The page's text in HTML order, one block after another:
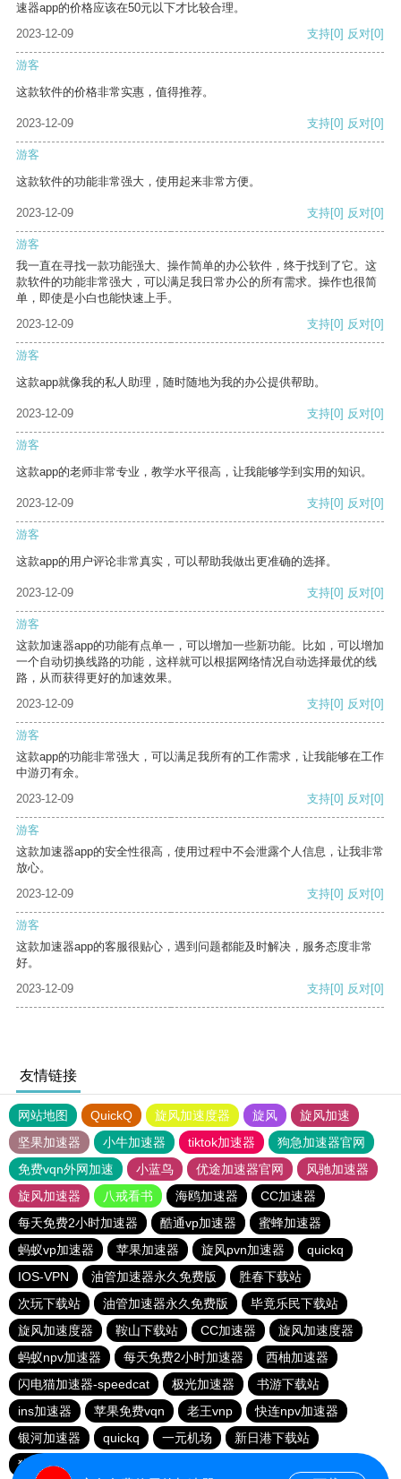
速器app的价格应该在50元以下才比较合理。
2023-12-09
支持[0] 反对[0]
游客
这款软件的价格非常实惠，值得推荐。
2023-12-09 支持[0] 反对[0]
游客
这款软件的功能非常强大，使用起来非常方便。
2023-12-09 支持[0] 反对[0]
游客
我一直在寻找一款功能强大、操作简单的办公软件，终于找到了它。这
款软件的功能非常强大，可以满足我日常办公的所有需求。操作也很简
单，即使是小白也能快速上手。
2023-12-09
支持[0] 反对[0]
游客
这款app就像我的私人助理，随时随地为我的办公提供帮助。
2023-12-09 支持[0] 反对[0]
游客
这款app的老师非常专业，教学水平很高，让我能够学到实用的知识。
2023-12-09 支持[0] 反对[0]
游客
这款app的用户评论非常真实，可以帮助我做出更准确的选择。
2023-12-09 支持[0] 反对[0]
游客
这款加速器app的功能有点单一，可以增加一些新功能。比如，可以增加
一个自动切换线路的功能，这样就可以根据网络情况自动选择最优的线
路，从而获得更好的加速效果。
2023-12-09
支持[0] 反对[0]
游客
这款app的功能非常强大，可以满足我所有的工作需求，让我能够在工作
中游刃有余。
2023-12-09
支持[0] 反对[0]
游客
这款加速器app的安全性很高，使用过程中不会泄露个人信息，让我非常
放心。
2023-12-09
支持[0] 反对[0]
游客
这款加速器app的客服很贴心，遇到问题都能及时解决，服务态度非常
好。
2023-12-09
支持[0] 反对[0]
友情链接
网站地图 QuickQ 旋风加速度器 旋风
旋风加速
坚果加速器
小牛加速器 tiktok加速器
狗急加速器官网
免费vqn外网加速
小蓝鸟 优途加速器官网
风驰加速器
旋风加速器
八戒看书 海鸥加速器
CC加速器
每天免费2小时加速器
酷通vp加速器
蜜蜂加速器
蚂蚁vp加速器
苹果加速器 旋风pvn加速器
quickq
IOS-VPN
油管加速器永久免费版
胜春下载站
次玩下载站
油管加速器永久免费版
毕竟乐民下载站
旋风加速度器
鞍山下载站 CC加速器
旋风加速度器
蚂蚁npv加速器
每天免费2小时加速器
西柚加速器
闪电猫加速器-speedcat
极光加速器
书游下载站
ins加速器
苹果免费vqn 老王vnp
快连npv加速器
银河加速器
quickq 一元机场
新日港下载站
猎豹加速器